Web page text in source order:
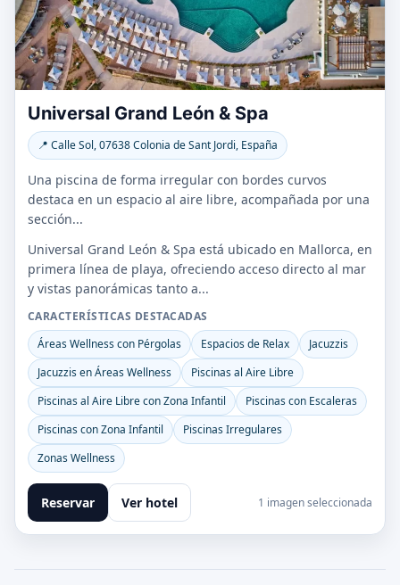
Universal Grand León & Spa
📍 Calle Sol, 07638 Colonia de Sant Jordi, España
Una piscina de forma irregular con bordes curvos
destaca en un espacio al aire libre, acompañada por una
sección...
Universal Grand León & Spa está ubicado en Mallorca, en
primera línea de playa, ofreciendo acceso directo al mar
y vistas panorámicas tanto a...
CARACTERÍSTICAS DESTACADAS
Áreas Wellness con Pérgolas
Espacios de Relax
Jacuzzis
Jacuzzis en Áreas Wellness
Piscinas al Aire Libre
Piscinas al Aire Libre con Zona Infantil
Piscinas con Escaleras
Piscinas con Zona Infantil
Piscinas Irregulares
Zonas Wellness
Reservar Ver hotel 1 imagen seleccionada